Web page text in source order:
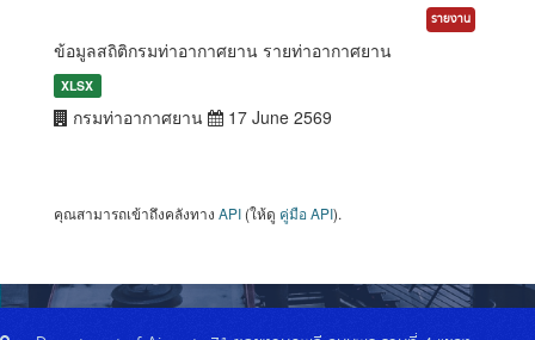
รายงาน
ข้อมูลสถิติกรมท่าอากาศยาน รายท่าอากาศยาน
XLSX
กรมท่าอากาศยาน 17 June 2569
คุณสามารถเข้าถึงคลังทาง API (ให้ดู คู่มือ API).